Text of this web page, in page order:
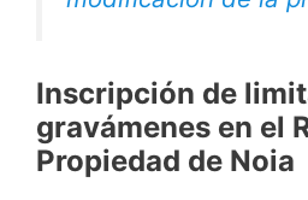
Inscripción de
gravámenes en el
Propiedad de Noia